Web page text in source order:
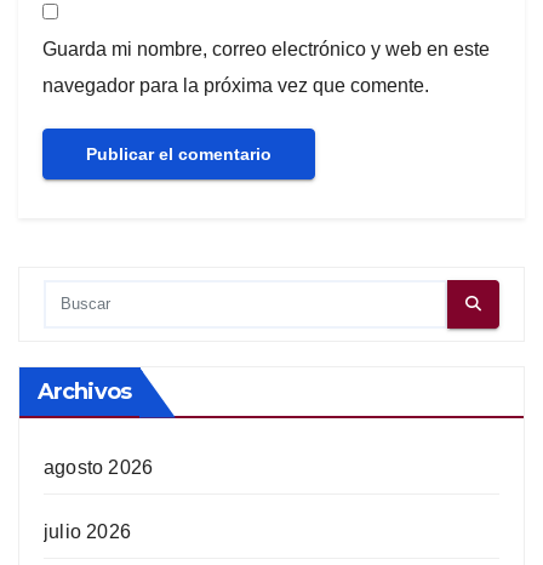
Guarda mi nombre, correo electrónico y web en este
navegador para la próxima vez que comente.
Archivos
agosto 2026
julio 2026